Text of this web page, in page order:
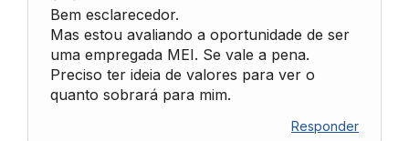
Bem esclarecedor.
Mas estou avaliando a oportunidade de ser
uma empregada MEI. Se vale a pena.
Preciso ter ideia de valores para ver o
quanto sobrará para mim.
Responder